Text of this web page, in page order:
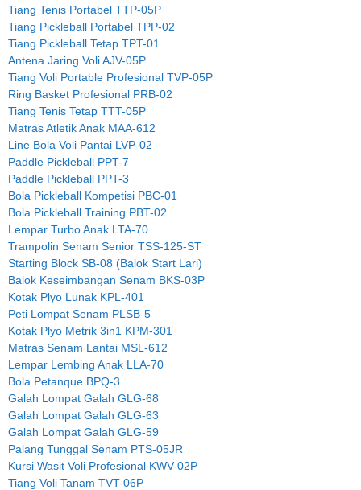
Tiang Tenis Portabel TTP-05P
Tiang Pickleball Portabel TPP-02
Tiang Pickleball Tetap TPT-01
Antena Jaring Voli AJV-05P
Tiang Voli Portable Profesional TVP-05P
Ring Basket Profesional PRB-02
Tiang Tenis Tetap TTT-05P
Matras Atletik Anak MAA-612
Line Bola Voli Pantai LVP-02
Paddle Pickleball PPT-7
Paddle Pickleball PPT-3
Bola Pickleball Kompetisi PBC-01
Bola Pickleball Training PBT-02
Lempar Turbo Anak LTA-70
Trampolin Senam Senior TSS-125-ST
Starting Block SB-08 (Balok Start Lari)
Balok Keseimbangan Senam BKS-03P
Kotak Plyo Lunak KPL-401
Peti Lompat Senam PLSB-5
Kotak Plyo Metrik 3in1 KPM-301
Matras Senam Lantai MSL-612
Lempar Lembing Anak LLA-70
Bola Petanque BPQ-3
Galah Lompat Galah GLG-68
Galah Lompat Galah GLG-63
Galah Lompat Galah GLG-59
Palang Tunggal Senam PTS-05JR
Kursi Wasit Voli Profesional KWV-02P
Tiang Voli Tanam TVT-06P